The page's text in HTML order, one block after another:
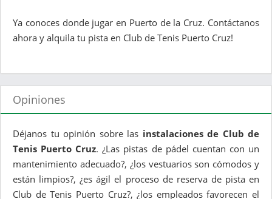
Ya conoces donde jugar en Puerto de la Cruz. Contáctanos
ahora y alquila tu pista en Club de Tenis Puerto Cruz!
Opiniones
Déjanos tu opinión sobre las instalaciones de Club de
Tenis Puerto Cruz. ¿Las pistas de pádel cuentan con un
mantenimiento adecuado?, ¿los vestuarios son cómodos y
están limpios?, ¿es ágil el proceso de reserva de pista en
Club de Tenis Puerto Cruz?, ¿los empleados favorecen el